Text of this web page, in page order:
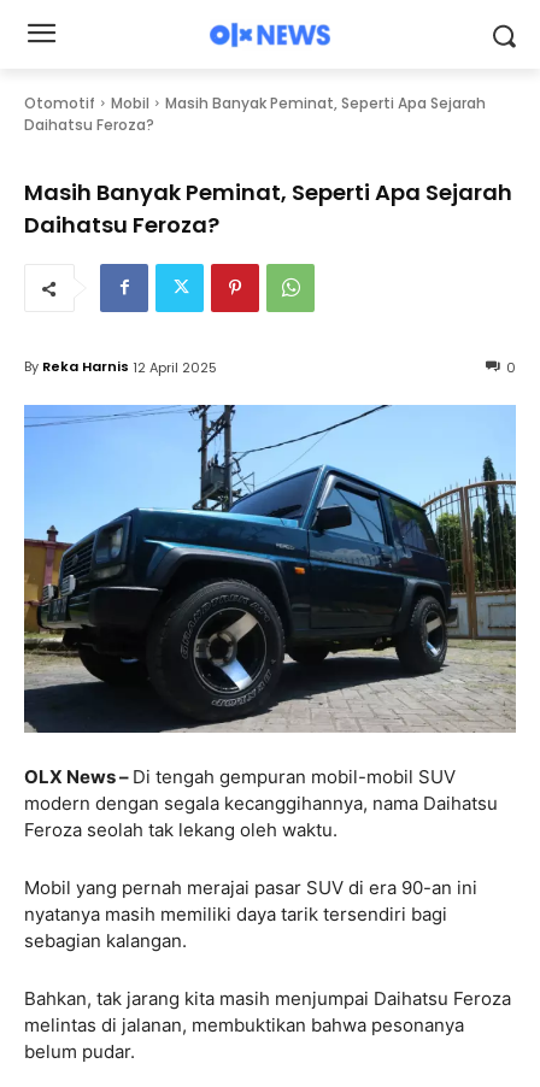
Otomotif Mobil
Masih Banyak Peminat, Seperti Apa Sejarah
Daihatsu Feroza?
Masih Banyak Peminat, Seperti Apa Sejarah
Daihatsu Feroza?
0
By Reka Harnis 12 April 2025
OLX News – Di tengah gempuran mobil-mobil SUV
modern dengan segala kecanggihannya, nama Daihatsu
Feroza seolah tak lekang oleh waktu.
Mobil yang pernah merajai pasar SUV di era 90-an ini
nyatanya masih memiliki daya tarik tersendiri bagi
sebagian kalangan.
Bahkan, tak jarang kita masih menjumpai Daihatsu Feroza
melintas di jalanan, membuktikan bahwa pesonanya
belum pudar.